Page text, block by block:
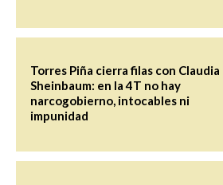
Torres Piña cierra filas con Claudia
Sheinbaum: en la 4T no hay
narcogobierno, intocables ni
impunidad